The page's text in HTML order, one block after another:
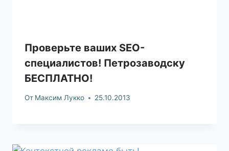
Проверьте ваших SEO-
специалистов! Петрозаводску
БЕСПЛАТНО!
От Максим Лукко 25.10.2013